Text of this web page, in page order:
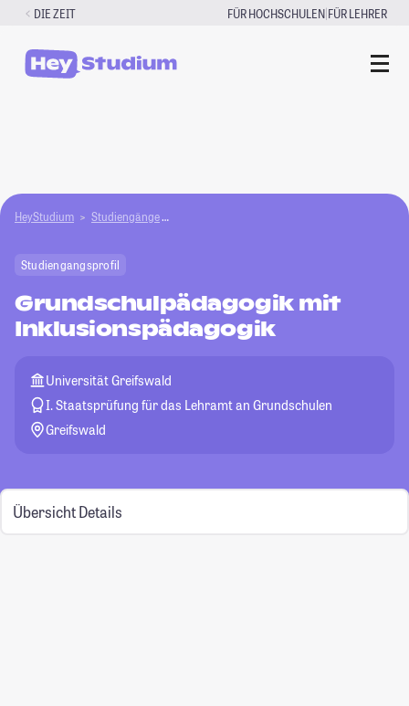
Zum
springen
DIE ZEIT FÜR HOCHSCHULEN|FÜR LEHRER
HeyStudium Studiengänge Grundschulpädagogik mit
Studiengangsprofil
Grundschulpädagogik mit
Inklusionspädagogik
Universität Greifswald
I. Staatsprüfung für das Lehramt an Grundschulen
Greifswald
Übersicht Details